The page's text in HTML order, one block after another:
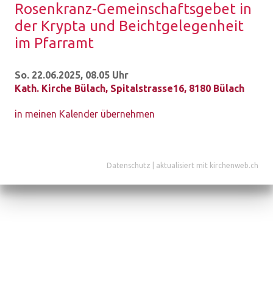
Rosenkranz-​Gemeinschaftsgebet in
der Kryp­ta und Beicht­ge­le­gen­heit
im Pfarr­amt
So. 22.06.2025, 08.05 Uhr
Kath. Kirche Bülach, Spitalstrasse16, 8180 Bülach
in meinen Kalender übernehmen
Datenschutz aktualisiert mit kirchenweb.ch